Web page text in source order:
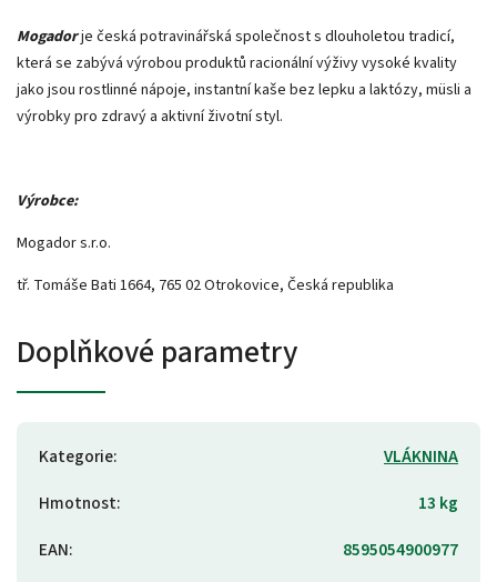
Mogadorje česká potravinářská společnost s dlouholetou tradicí,
která se zabývá výrobou produktů racionální výživy vysoké kvality
jako jsou rostlinné nápoje, instantní kaše bez lepku a laktózy, müsli a
výrobky pro zdravý a aktivní životní styl.
Výrobce:
Mogador s.r.o.
tř. Tomáše Bati 1664, 765 02 Otrokovice, Česká republika
Doplňkové parametry
Kategorie:
VLÁKNINA
Hmotnost:
13 kg
EAN:
8595054900977